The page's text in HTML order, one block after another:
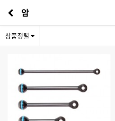
암
상품정렬